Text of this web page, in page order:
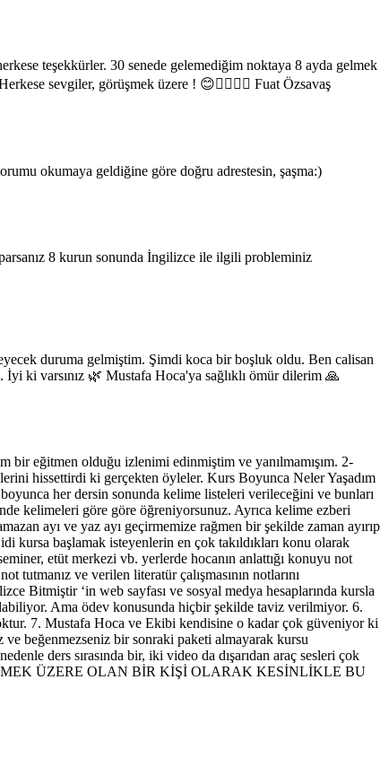
teşekkürler. 30 senede gelemediğim noktaya 8 ayda gelmek
sevgiler, görüşmek üzere ! 😊✌🏼🙏🏼 Fuat Özsavaş
okumaya geldiğine göre doğru adrestesin, şaşma:)
8 kurun sonunda İngilizce ile ilgili probleminiz
duruma gelmiştim. Şimdi koca bir boşluk oldu. Ben calisan
ki varsınız 🌿 Mustafa Hoca'ya sağlıklı ömür dilerim 🙏
eğitmen olduğu izlenimi edinmiştim ve yanılmamışım. 2-
hissettirdi ki gerçekten öyleler. Kurs Boyunca Neler Yaşadım
her dersin sonunda kelime listeleri verileceğini ve bunları
kelimeleri göre göre öğreniyorsunuz. Ayrıca kelime ezberi
ayı ve yaz ayı geçirmemize rağmen bir şekilde zaman ayırıp
kursa başlamak isteyenlerin en çok takıldıkları konu olarak
etüt merkezi vb. yerlerde hocanın anlattığı konuyu not
tutmanız ve verilen literatür çalışmasının notlarını
Bitmiştir ‘in web sayfası ve sosyal medya hesaplarında kursla
Ama ödev konusunda hiçbir şekilde taviz verilmiyor. 6.
7. Mustafa Hoca ve Ekibi kendisine o kadar çok güveniyor ki
beğenmezseniz bir sonraki paketi almayarak kursu
ders sırasında bir, iki video da dışarıdan araç sesleri çok
ÜZERE OLAN BİR KİŞİ OLARAK KESİNLİKLE BU